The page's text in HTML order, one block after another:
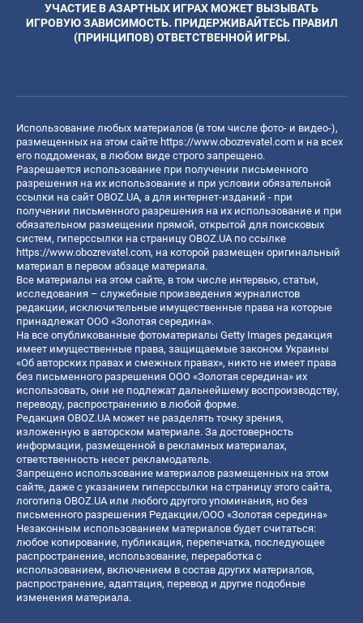
УЧАСТИЕ В АЗАРТНЫХ ИГРАХ МОЖЕТ ВЫЗЫВАТЬ
ИГРОВУЮ ЗАВИСИМОСТЬ. ПРИДЕРЖИВАЙТЕСЬ ПРАВИЛ
(ПРИНЦИПОВ) ОТВЕТСТВЕННОЙ ИГРЫ.
Использование любых материалов (в том числе фото- и видео-),
размещенных на этом сайте https://www.obozrevatel.com и на всех
его поддоменах, в любом виде строго запрещено.
Разрешается использование при получении письменного
разрешения на их использование и при условии обязательной
ссылки на сайт OBOZ.UA, а для интернет-изданий - при
получении письменного разрешения на их использование и при
обязательном размещении прямой, открытой для поисковых
систем, гиперссылки на страницу OBOZ.UA по ссылке
https://www.obozrevatel.com, на которой размещен оригинальный
материал в первом абзаце материала.
Все материалы на этом сайте, в том числе интервью, статьи,
исследования – служебные произведения журналистов
редакции, исключительные имущественные права на которые
принадлежат ООО «Золотая середина».
На все опубликованные фотоматериалы Getty Images редакция
имеет имущественные права, защищаемые законом Украины
«Об авторских правах и смежных правах», никто не имеет права
без письменного разрешения ООО «Золотая середина» их
использовать, они не подлежат дальнейшему воспроизводству,
переводу, распространению в любой форме.
Редакция OBOZ.UA может не разделять точку зрения,
изложенную в авторском материале. За достоверность
информации, размещенной в рекламных материалах,
ответственность несет рекламодатель.
Запрещено использование материалов размещенных на этом
сайте, даже с указанием гиперссылки на страницу этого сайта,
логотипа OBOZ.UA или любого другого упоминания, но без
письменного разрешения Редакции/ООО «Золотая середина»
Незаконным использованием материалов будет считаться:
любое копирование, публикация, перепечатка, последующее
распространение, использование, переработка с
использованием, включением в состав других материалов,
распространение, адаптация, перевод и другие подобные
изменения материала.